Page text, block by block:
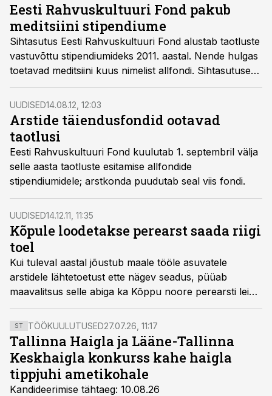
Eesti Rahvuskultuuri Fond pakub
meditsiini stipendiume
Sihtasutus Eesti Rahvuskultuuri Fond alustab taotluste
vastuvõttu stipendiumideks 2011. aastal. Nende hulgas
toetavad meditsiini kuus nimelist allfondi. Sihtasutuse
Eesti Rahvuskultuuri Fond stipendiume ja toetusi 2011.
aastaks jagatakse üldfondist ja 138-st nimelisest
allfondist.
UUDISED14.08.12, 12:03
Arstide täiendusfondid ootavad
taotlusi
Eesti Rahvuskultuuri Fond kuulutab 1. septembril välja
selle aasta taotluste esitamise allfondide
stipendiumidele; arstkonda puudutab seal viis fondi.
UUDISED14.12.11, 11:35
Kõpule loodetakse perearst saada riigi
toel
Kui tuleval aastal jõustub maale tööle asuvatele
arstidele lähtetoetust ette nägev seadus, püüab
maavalitsus selle abiga ka Kõppu noore perearsti leida.
Seni on toetuse maksmise tingimused täpsustamata,
kirjutab Sakala.
ST TÖÖKUULUTUSED27.07.26, 11:17
Tallinna Haigla ja Lääne-Tallinna
Keskhaigla konkurss kahe haigla
tippjuhi ametikohale
Kandideerimise tähtaeg: 10.08.26